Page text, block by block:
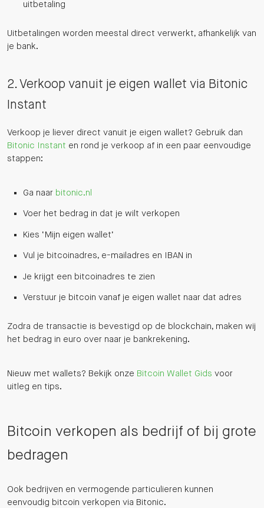
uitbetaling
Uitbetalingen worden meestal direct verwerkt, afhankelijk van
je bank.
2. Verkoop vanuit je eigen wallet via Bitonic
Instant
Verkoop je liever direct vanuit je eigen wallet? Gebruik dan
Bitonic Instant en rond je verkoop af in een paar eenvoudige
stappen:
Ga naar bitonic.nl
Voer het bedrag in dat je wilt verkopen
Kies ‘Mijn eigen wallet’
Vul je bitcoinadres, e-mailadres en IBAN in
Je krijgt een bitcoinadres te zien
Verstuur je bitcoin vanaf je eigen wallet naar dat adres
Zodra de transactie is bevestigd op de blockchain, maken wij
het bedrag in euro over naar je bankrekening.
Nieuw met wallets? Bekijk onze Bitcoin Wallet Gids voor
uitleg en tips.
Bitcoin verkopen als bedrijf of bij grote
bedragen
Ook bedrijven en vermogende particulieren kunnen
eenvoudig bitcoin verkopen via Bitonic.